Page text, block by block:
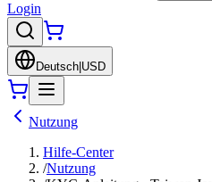
Login
Deutsch USD
Nutzung
Hilfe-Center
/Nutzung